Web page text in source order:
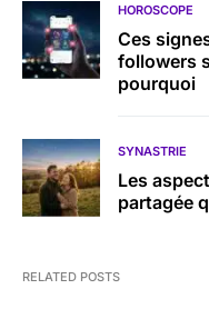
HOROSCOPE
Ces
followers
pourquoi
SYNASTRIE
Les
partagée
RELATED POSTS